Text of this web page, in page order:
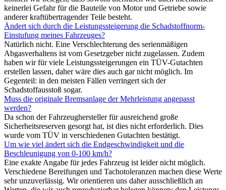
keinerlei Gefahr für die Bauteile von Motor und Getriebe sowie
anderer kraftübertragender Teile besteht.
Ändert sich durch die Leistungssteigerung die Schadstoffnorm-
Einstufung meines Fahrzeuges?
Natürlich nicht. Eine Verschlechterung des serienmäßigen
Abgasverhaltens ist vom Gesetzgeber nicht zugelassen. Zudem
haben wir für viele Leistungssteigerungen ein TÜV-Gutachten
erstellen lassen, daher wäre dies auch gar nicht möglich. Im
Gegenteil: in den meisten Fällen verringert sich der
Schadstoffausstoß sogar.
Muss die originale Bremsanlage der Mehrleistung angepasst
werden?
Da schon der Fahrzeughersteller für ausreichend große
Sicherheitsreserven gesorgt hat, ist dies nicht erforderlich. Dies
wurde vom TÜV in verschiedenen Gutachten bestätigt.
Um wie viel ändert sich die Endgeschwindigkeit und die
Beschleunigung von 0-100 km/h?
Eine exakte Angabe für jedes Fahrzeug ist leider nicht möglich.
Verschiedene Bereifungen und Tachotoleranzen machen diese Werte
sehr unzuverlässig. Wir orientieren uns daher ausschließlich an